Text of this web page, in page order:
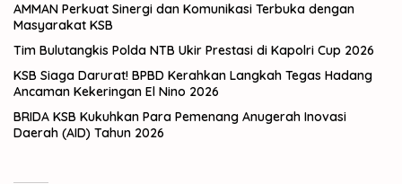
AMMAN Perkuat Sinergi dan Komunikasi Terbuka dengan
Masyarakat KSB
Tim Bulutangkis Polda NTB Ukir Prestasi di Kapolri Cup 2026
KSB Siaga Darurat! BPBD Kerahkan Langkah Tegas Hadang
Ancaman Kekeringan El Nino 2026
BRIDA KSB Kukuhkan Para Pemenang Anugerah Inovasi
Daerah (AID) Tahun 2026